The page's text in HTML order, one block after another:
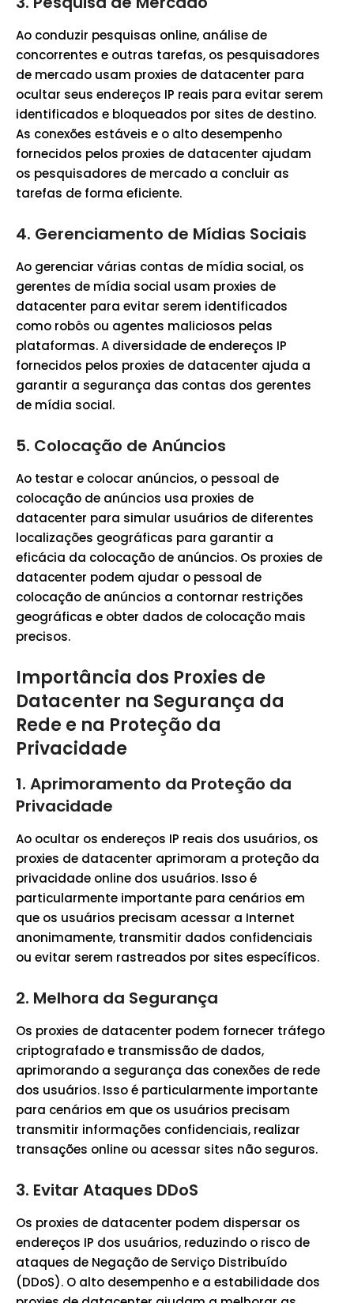
Ao conduzir pesquisas online, análise de
concorrentes e outras tarefas, os pesquisadores
de mercado usam proxies de datacenter para
ocultar seus endereços IP reais para evitar serem
identificados e bloqueados por sites de destino.
As conexões estáveis e o alto desempenho
fornecidos pelos proxies de datacenter ajudam
os pesquisadores de mercado a concluir as
tarefas de forma eficiente.
4. Gerenciamento de Mídias Sociais
Ao gerenciar várias contas de mídia social, os
gerentes de mídia social usam proxies de
datacenter para evitar serem identificados
como robôs ou agentes maliciosos pelas
plataformas. A diversidade de endereços IP
fornecidos pelos proxies de datacenter ajuda a
garantir a segurança das contas dos gerentes
de mídia social.
5. Colocação de Anúncios
Ao testar e colocar anúncios, o pessoal de
colocação de anúncios usa proxies de
datacenter para simular usuários de diferentes
localizações geográficas para garantir a
eficácia da colocação de anúncios. Os proxies de
datacenter podem ajudar o pessoal de
colocação de anúncios a contornar restrições
geográficas e obter dados de colocação mais
precisos.
Importância dos Proxies de
Datacenter na Segurança da
Rede e na Proteção da
Privacidade
1. Aprimoramento da Proteção da
Privacidade
Ao ocultar os endereços IP reais dos usuários, os
proxies de datacenter aprimoram a proteção da
privacidade online dos usuários. Isso é
particularmente importante para cenários em
que os usuários precisam acessar a Internet
anonimamente, transmitir dados confidenciais
ou evitar serem rastreados por sites específicos.
2. Melhora da Segurança
Os proxies de datacenter podem fornecer tráfego
criptografado e transmissão de dados,
aprimorando a segurança das conexões de rede
dos usuários. Isso é particularmente importante
para cenários em que os usuários precisam
transmitir informações confidenciais, realizar
transações online ou acessar sites não seguros.
3. Evitar Ataques DDoS
Os proxies de datacenter podem dispersar os
endereços IP dos usuários, reduzindo o risco de
ataques de Negação de Serviço Distribuído
(DDoS). O alto desempenho e a estabilidade dos